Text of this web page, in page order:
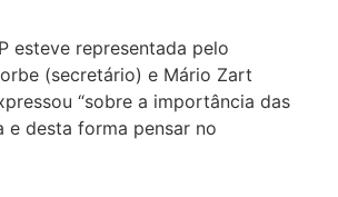
esteve representada pelo
(secretário) e Mário Zart
“sobre a importância das
e desta forma pensar no